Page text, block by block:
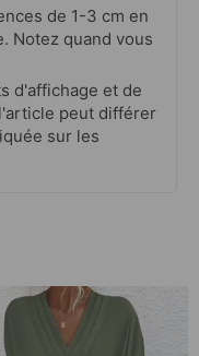
de 1-3 cm en
Notez quand vous
d'affichage et de
peut différer
sur les